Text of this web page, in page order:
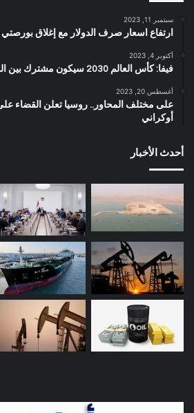
سبتمبر 11, 2023
ارتفاع اسعار صرف الدولار مع إغلاق بورصتي
أكتوبر 4, 2023
فيفا: كأس العالم 2030 سيكون مشترك بين المغرب وإسبانيا والبرتغال
أغسطس 20, 2023
أوكراني
أحدث الأخبار